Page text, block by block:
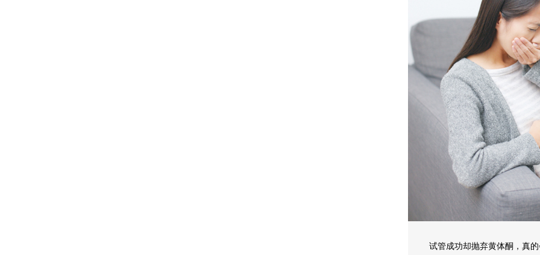
试管成功却抛弃黄体酮，真